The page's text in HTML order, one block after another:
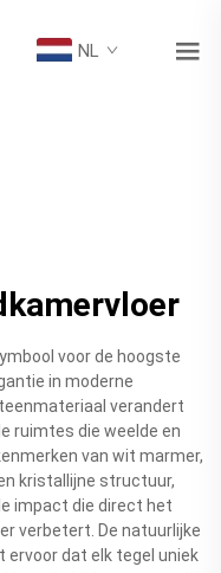
NL
voor de hoogste
in moderne
verandert
ruimtes die weelde en
van wit marmer,
kristallijne structuur,
impact die direct het
verbetert. De natuurlijke
dat elk tegel uniek